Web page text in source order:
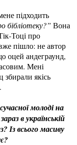
підходить
бібліотеку?” Вона
Тоці про
пішло: не автор
оцей андеграунд,
Мені
якісь
молоді на
в українській
Із всього масиву